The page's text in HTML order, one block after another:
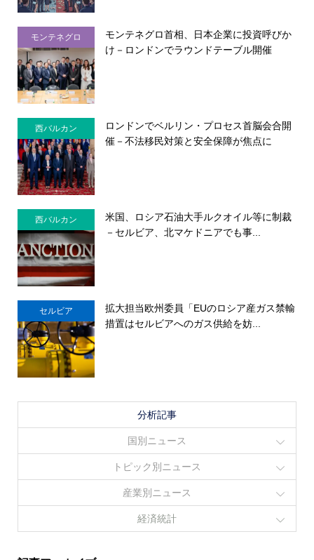
モンテネグロ
モンテネグロ首相、日本企業に投資呼びか
け－ロンドンでラウンドテーブル開催
西バルカン
ロンドンでベルリン・プロセス首脳会合開
催－不法移民対策と安全保障が焦点に
西バルカン
米国、ロシア石油大手ルクオイル等に制裁
－セルビア、北マケドニアでも事...
セルビア
拡大担当欧州委員「EUのロシア産ガス禁輸
措置はセルビアへのガス供給を妨...
分析記事
国別ニュース
トピック別ニュース
産業別ニュース
経済統計